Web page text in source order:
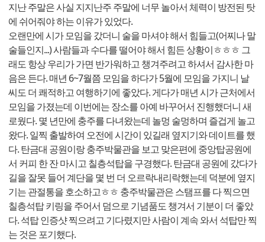
지난 주말은 사실 지지난주 주말에 너무 놀아서 체력이 방전된 탓
에 쉬어줘야 하는 이유가 있었다.
오랜만에 시가 모임을 갔더니 술을 마셔야 해서 힘들고(어찌나 말
술들인지...) 사람들과 수다를 떨어야 해서 힘든 상황이ㅎㅎㅎ 그
래도 항상 우리가 가면 반가워하고 챙겨주려고 하셔서 감사한 마
음은 든다. 매년 6~7월쯤 모임을 하다가 5월에 모임을 가지니 날
씨도 더 쾌적하고 여행하기에 좋았다. 게다가 매년 시가 근처에서
모임을 가졌는데 이번에는 장소를 아예 바꾸어서 진행했더니 새
로웠다. 몇 년만에 충주를 다녀왔는데 놀멍 술멍하며 즐겁게 놀고
왔다. 일찍 출발하여 오전에 시간이 있길래 옆지기와 데이트를 했
다. 탄금대 공원이랑 충주박물관을 보고 맞은편에 중앙탑공원에
서 커피 한 잔 마시고 칠층석탑을 구경했다. 탄금대 공원에 갔다가
길을 잘못 들어 계단을 몇 번 더 오르락내리락했는데 덕분에 옆지
기는 관절통을 호소하고ㅎㅎ 충주박물관은 스탬프를 다 찍으면
칠층석탑 키링을 주어서 덤으로 기념품도 챙겨서 기분이 더 좋았
다. 석탑 인증샷 찍으려고 기다렸지만 사람이 계속 와서 석탑만 찍
는 것은 포기했다.